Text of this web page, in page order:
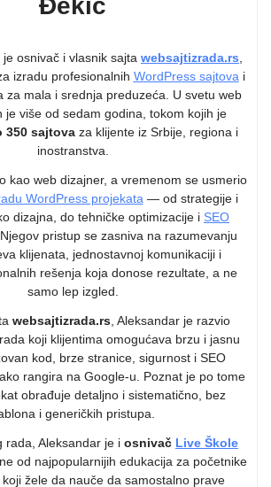
Đekić
osnivač i vlasnik sajta websajtizrada.rs,
izradu profesionalnih WordPress sajtovai
za mala i srednja preduzeća. U svetu web
je više od sedam godina, tokom kojih je
350 sajtova za klijente iz Srbije, regiona i
inostranstva.
kao web dizajner, a vremenom se usmerio
WordPress projekata— od strategije i
dizajna, do tehničke optimizacije i SEO
pristup se zasniva na razumevanju
klijenata, jednostavnoj komunikaciji i
rešenja koja donose rezultate, a ne
samo lep izgled.
websajtizrada.rs, Aleksandar je razvio
koji klijentima omogućava brzu i jasnu
kod, brze stranice, sigurnost i SEO
rangira na Google-u. Poznat je po tome
obrađuje detaljno i sistematično, bez
i generičkih pristupa.
rada, Aleksandar je i osnivač Live Škole
od najpopularnijih edukacija za početnike
žele da nauče da samostalno prave